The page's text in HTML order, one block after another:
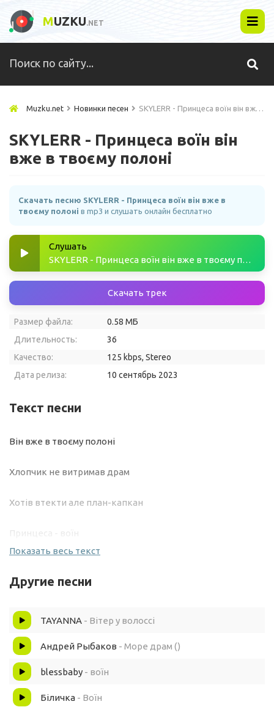
MUZKU.NET
Muzku.net Новинки песен SKYLERR - Принцеса воїн він вже в твоєму полоні
SKYLERR - Принцеса воїн він
вже в твоєму полоні
Скачать песню SKYLERR - Принцеса воїн він вже в
твоєму полоні в mp3 и слушать онлайн бесплатно
Слушать
SKYLERR - Принцеса воїн він вже в твоєму полоні
Скачать трек
Размер файла:
0.58 МБ
Длительность:
36
Качество:
125 kbps, Stereo
Дата релиза:
10 сентябрь 2023
Текст песни
Він вже в твоєму полоні
Хлопчик не витримав драм
Хотів втекти але план-капкан
Принцеса - воїн
Він вже в твоєму полоні
Хлопчик не витримав драм
Хотів втекти але план-капкан
Принцеса - воїн
Показать весь текст
Другие песни
TAYANNA - Вітер у волоссі
Андрей Рыбаков - Море драм ()
blessbaby - воїн
Біличка - Воїн